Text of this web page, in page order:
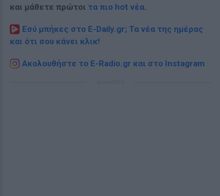
και μάθετε πρώτοι τα πιο hot νέα.
Εσύ μπήκες στο E-Daily.gr; Τα νέα της ημέρας
και ότι σου κάνει κλικ!
Ακολουθήστε το E-Radio.gr και στο Instagram